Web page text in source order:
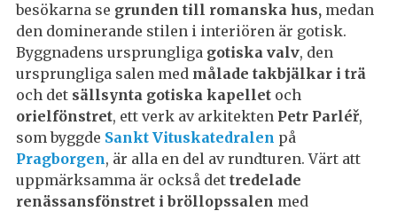
besökarna se grunden till romanska hus, medan
den dominerande stilen i interiören är gotisk.
Byggnadens ursprungliga gotiska valv, den
ursprungliga salen med målade takbjälkar i trä
och det sällsynta gotiska kapellet och
orielfönstret, ett verk av arkitekten Petr Parléř,
som byggde Sankt Vituskatedralen på
Pragborgen, är alla en del av rundturen. Värt att
uppmärksamma är också det tredelade
renässansfönstret i bröllopssalen med